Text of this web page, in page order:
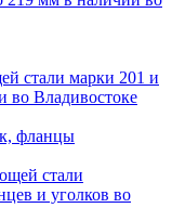
стали марки 201 и
во Владивостоке
фланцы
стали
и уголков во